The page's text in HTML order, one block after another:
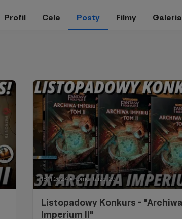
Profil Cele Posty Filmy Galeria
18.11.2024 ● Komentarze: 29
Listopadowy Konkurs - "Archiwa
Imperium II"